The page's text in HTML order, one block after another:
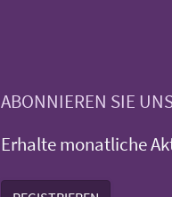
ABONNIEREN SIE
Erhalte monatliche